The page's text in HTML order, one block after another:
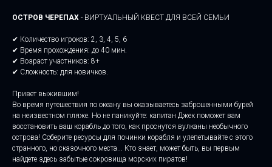
ОСТРОВ ЧЕРЕПАХ - ВИРТУАЛЬНЫЙ КВЕСТ ДЛЯ ВСЕЙ СЕМЬИ
✔ Количество игроков: 2, 3, 4, 5, 6
✔ Время прохождения: до 40 мин.
✔ Возраст участников: 8+
✔ Сложность: для новичков.
Привет выжившим!
Во время путешествия по океану вы оказываетесь заброшенными бурей
на неизвестном пляже. Но не паникуйте: капитан Джек поможет вам
восстановить ваш корабль до того, как проснутся вулканы необычного
острова! Соберите ресурсы для починки корабля и улепетывайте с этого
странного, но сказочного места... Кто знает, может быть, вы первым
найдете здесь забытые сокровища морских пиратов!